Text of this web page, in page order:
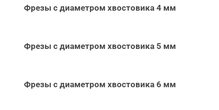
Фрезы с диаметром хвостовика 4 мм
Фрезы с диаметром хвостовика 5 мм
Фрезы с диаметром хвостовика 6 мм